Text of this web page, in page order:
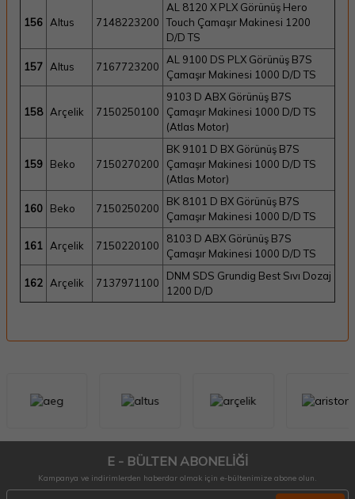
156 Altus 7148223200
AL 8120 X PLX Görünüş Hero
Touch Çamaşır Makinesi 1200
D/D TS
157 Altus 7167723200
AL 9100 DS PLX Görünüş B7S
Çamaşır Makinesi 1000 D/D TS
158 Arçelik 7150250100
9103 D ABX Görünüş B7S
Çamaşır Makinesi 1000 D/D TS
(Atlas Motor)
159 Beko 7150270200
BK 9101 D BX Görünüş B7S
Çamaşır Makinesi 1000 D/D TS
(Atlas Motor)
160 Beko 7150250200
BK 8101 D BX Görünüş B7S
Çamaşır Makinesi 1000 D/D TS
161 Arçelik 7150220100
8103 D ABX Görünüş B7S
Çamaşır Makinesi 1000 D/D TS
162 Arçelik 7137971100
DNM SDS Grundig Best Sıvı Dozaj
1200 D/D
E - BÜLTEN ABONELİĞİ
Kampanya ve indirimlerden haberdar olmak için e-bültenimize abone olun.